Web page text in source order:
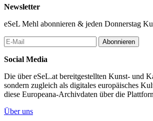
Newsletter
eSeL Mehl abonnieren & jeden Donnerstag
Abonnieren
Social Media
Die über eSeL.at bereitgestellten Kunst- und
sondern zugleich als digitales europäisches
diese Europeana-Archivdaten über die
Über uns